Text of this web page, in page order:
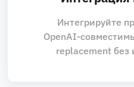
Интегрируйте
replacement без